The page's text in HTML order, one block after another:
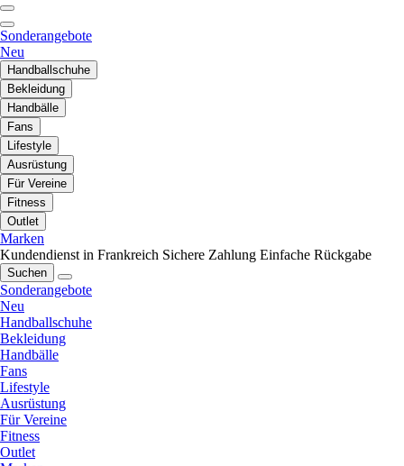
Sonderangebote
Neu
Handballschuhe
Bekleidung
Handbälle
Fans
Lifestyle
Ausrüstung
Für Vereine
Fitness
Outlet
Marken
Kundendienst in Frankreich Sichere Zahlung Einfache Rückgabe
Suchen
Sonderangebote
Neu
Handballschuhe
Bekleidung
Handbälle
Fans
Lifestyle
Ausrüstung
Für Vereine
Fitness
Outlet